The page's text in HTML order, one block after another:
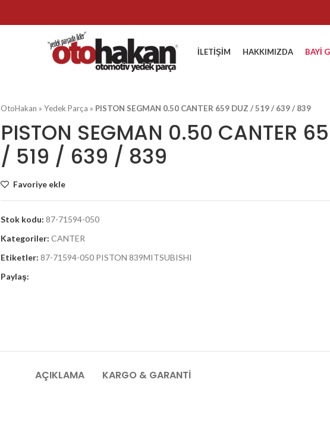
İLETIŞIM HAKKIMIZDA BAYI
OtoHakan »Yedek Parça » PISTON SEGMAN 0.50 CANTER 659 DUZ / 519 / 639 / 839
PISTON SEGMAN 0.50 CANTER
/ 519 / 639 / 839
Favoriye ekle
Stok kodu:87-71594-050
Kategoriler: CANTER
Etiketler: 87-71594-050 PISTON 839MITSUBISHI
Paylaş:
AÇIKLAMA KARGO & GARANTI